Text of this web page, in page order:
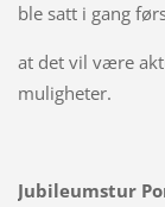
ble satt i gang
at det vil være